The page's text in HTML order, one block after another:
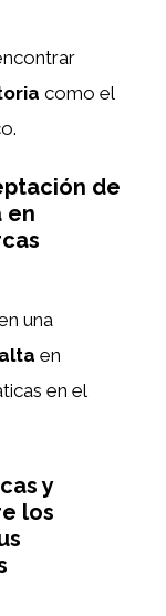
como el
de
en
una
en
en el
y
los